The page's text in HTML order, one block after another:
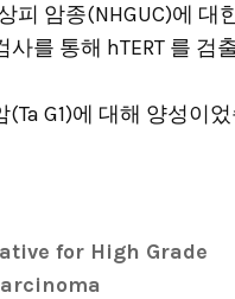
피 암종(NHGUC)에 대
를 통해 hTERT 를 검
G1)에 대해 양성이
for High Grade